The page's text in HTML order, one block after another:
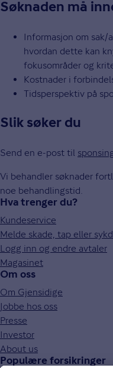
Søknaden må
Informasjon om sak/
hvordan dette kan
fokusområder og
Kostnader i
Tidsperspektiv på
Slik søker du
Send en e-post til
Vi behandler søknader
noe behandlingstid.
Hva trenger du?
Kundeservice
Melde skade, tap eller
Logg inn og endre avtaler
Magasinet
Om oss
Om Gjensidige
Jobbe hos oss
Presse
Investor
About us
Populære forsikringer